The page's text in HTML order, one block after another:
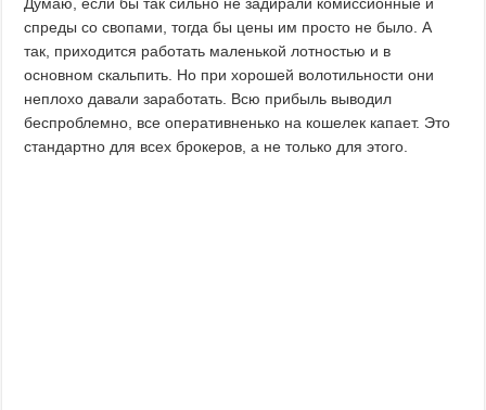
спреды со свопами, тогда бы цены им просто не было. А
так, приходится работать маленькой лотностью и в
основном скальпить. Но при хорошей волотильности они
неплохо давали заработать. Всю прибыль выводил
беспроблемно, все оперативненько на кошелек капает. Это
стандартно для всех брокеров, а не только для этого.